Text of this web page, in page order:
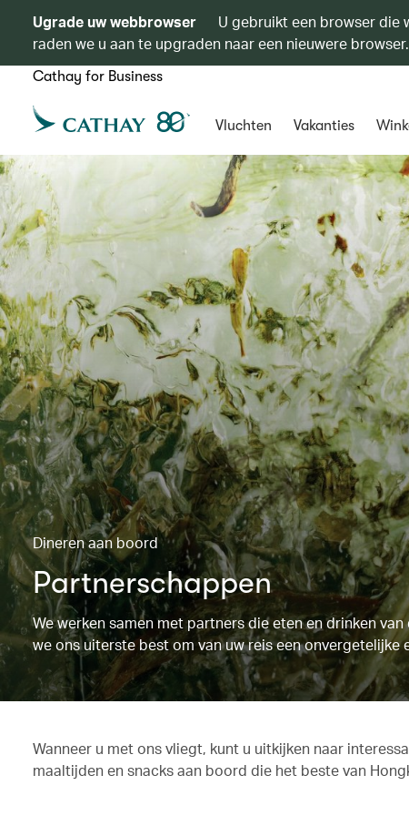
Ugrade uw webbrowser
U gebruikt een browser die
raden we u aan te upgraden naar een nieuwere
Cathay for Business
Vluchten Vakanties
Dineren aan boord
Partnerschappen
We werken samen met partners die eten en drinken
we ons uiterste best om van uw reis een onvergetelijke
Wanneer u met ons vliegt, kunt u uitkijken naar
maaltijden en snacks aan boord die het beste van